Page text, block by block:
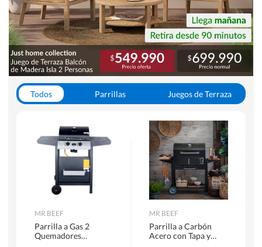
Todos Parrillas
Juegos de Terraza
MR BEEF
Parrilla a Gas 2
Quemadores
MR BEEF
Parrilla a Carbón
Acero con Tapa y